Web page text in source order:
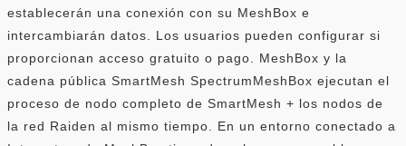
establecerán una conexión con su MeshBox e
intercambiarán datos. Los usuarios pueden configurar si
proporcionan acceso gratuito o pago. MeshBox y la
cadena pública SmartMesh SpectrumMeshBox ejecutan el
proceso de nodo completo de SmartMesh + los nodos de
la red Raiden al mismo tiempo. En un entorno conectado a